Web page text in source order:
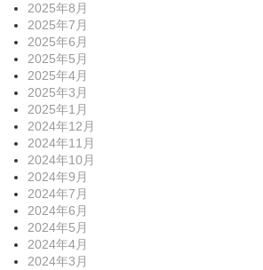
2025年8月
2025年7月
2025年6月
2025年5月
2025年4月
2025年3月
2025年1月
2024年12月
2024年11月
2024年10月
2024年9月
2024年7月
2024年6月
2024年5月
2024年4月
2024年3月